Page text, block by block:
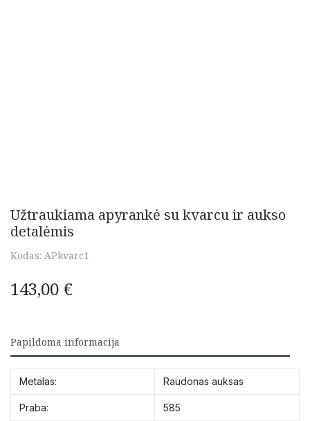
Užtraukiama apyrankė su kvarcu ir aukso
detalėmis
Kodas: APkvarc1
143,00 €
Papildoma informacija
Metalas: Raudonas auksas
Praba: 585